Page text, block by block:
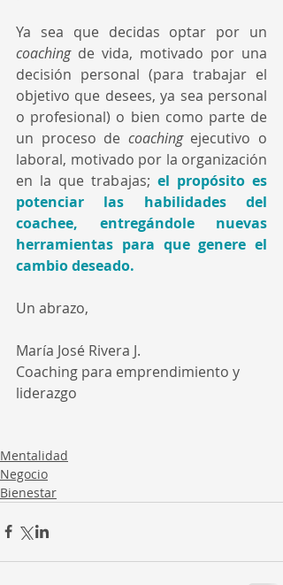
coaching de vida, motivado por una
decisión personal (para trabajar el
objetivo que desees, ya sea personal
o profesional) o bien como parte de
un proceso de coaching ejecutivo o
laboral, motivado por la organización
en la que trabajas; el propósito es
potenciar las habilidades del
coachee, entregándole nuevas
herramientas para que genere el
cambio deseado.
Un abrazo,
María José Rivera J.
Coaching para emprendimiento y
liderazgo
Mentalidad
Negocio
Bienestar